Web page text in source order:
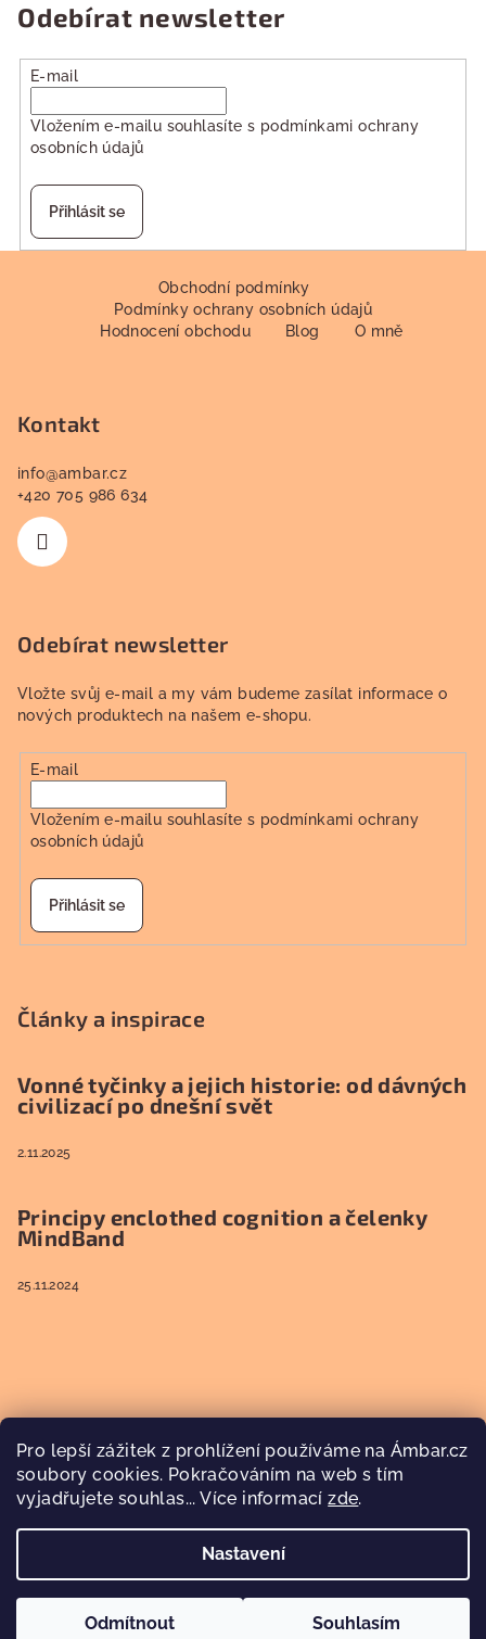
Pro lepší zážitek z prohlížení používáme na Ámbar.cz
soubory cookies. Pokračováním na web s tím
vyjadřujete souhlas... Více informacízde.
Nastavení
Odmítnout Souhlasím
Odebírat newsletter
E-mail
Vložením e-mailu souhlasíte s podmínkami ochrany
osobních údajů
Přihlásit se
Obchodní podmínky
Podmínky ochrany osobních údajů
Hodnocení obchodu
Blog O mně
Kontakt
info@ambar.cz
+420 705 986 634
Odebírat newsletter
Vložte svůj e-mail a my vám budeme zasílat informace o
nových produktech na našem e-shopu.
E-mail
Vložením e-mailu souhlasíte s podmínkami ochrany
osobních údajů
Přihlásit se
Články a inspirace
Vonné tyčinky a jejich historie: od dávných
civilizací po dnešní svět
2.11.2025
Principy enclothed cognition a čelenky
MindBand
25.11.2024
. Všechna práva vyhrazena.